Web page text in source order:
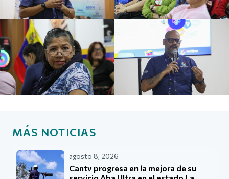
MÁS NOTICIAS
agosto 8, 2026
Cantv progresa en la mejora de su